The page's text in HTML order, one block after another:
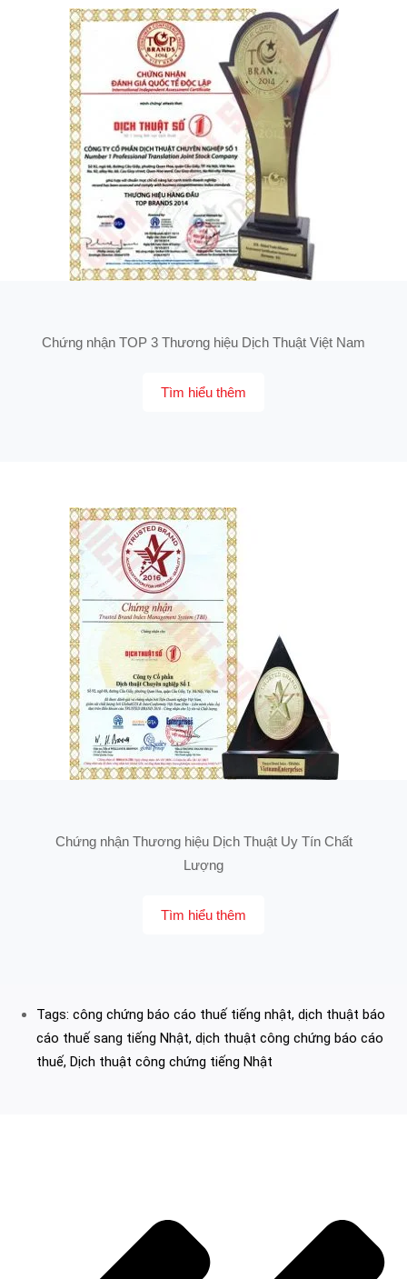
Chứng nhận TOP 3 Thương hiệu Dịch Thuật Việt Nam
Tìm hiểu thêm
Chứng nhận Thương hiệu Dịch Thuật Uy Tín Chất
Lượng
Tìm hiểu thêm
Tags: công chứng báo cáo thuế tiếng nhật, dịch thuật báo
cáo thuế sang tiếng Nhật, dịch thuật công chứng báo cáo
thuế, Dịch thuật công chứng tiếng Nhật